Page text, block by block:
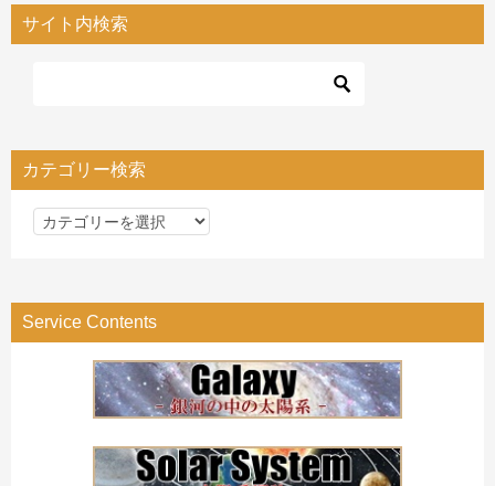
サイト内検索
カテゴリー検索
カ
リ
ー
Service Contents